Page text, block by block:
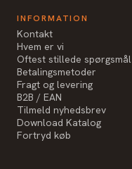
INFORMATION
Kontakt
Hvem er vi
Oftest stillede spørgsmål
Betalingsmetoder
Fragt og levering
B2B / EAN
Tilmeld nyhedsbrev
Download Katalog
Fortryd køb